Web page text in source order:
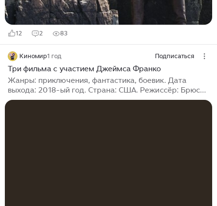
12 2 83
Киномир1 год Подписаться
Три фильма с участием Джеймса Франко
Жанры: приключения, фантастика, боевик. Дата
выхода: 2018-ый год. Страна: США. Режиссёр: Брюс
Тьерри Чун, Джеймс Франко. Рейтинг по Кинопоиску: